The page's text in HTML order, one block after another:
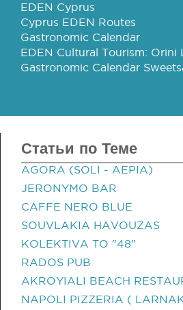
EDEN Cyprus
Cyprus EDEN Routes
Gastronomic Calendar
EDEN Cultural Tourism: Orini
Gastronomic Calendar
Статьи по Теме
AGORA (SOLI - AEPIA)
JERONYMO BAR
CAFFE NERO BLUE
SOUVLAKIA HAVOUZAS
KOLEKTIVA TO "48"
RADOS PUB
AKROYIALI BEACH
NAPOLI PIZZERIA (